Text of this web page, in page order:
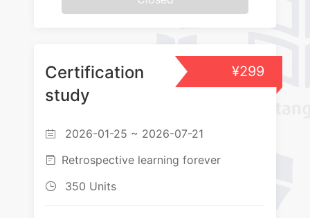
¥299
Certification
study
 2026-01-25 ~ 2026-07-21
 Retrospective learning forever
 350 Units